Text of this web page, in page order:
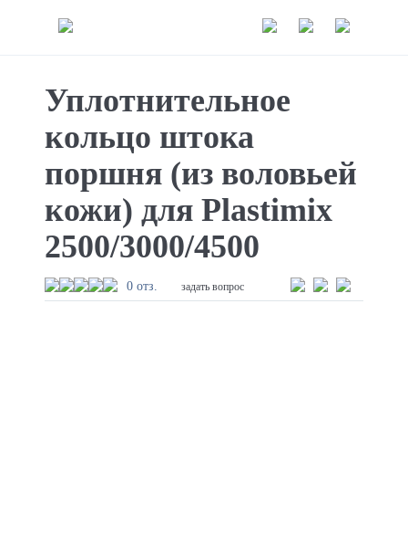
Уплотнительное
кольцо штока
поршня (из воловьей
кожи) для Plastimix
2500/3000/4500
0 отз. задать вопрос